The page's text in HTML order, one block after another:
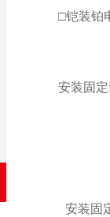
□铠装铂
安装固
安装固